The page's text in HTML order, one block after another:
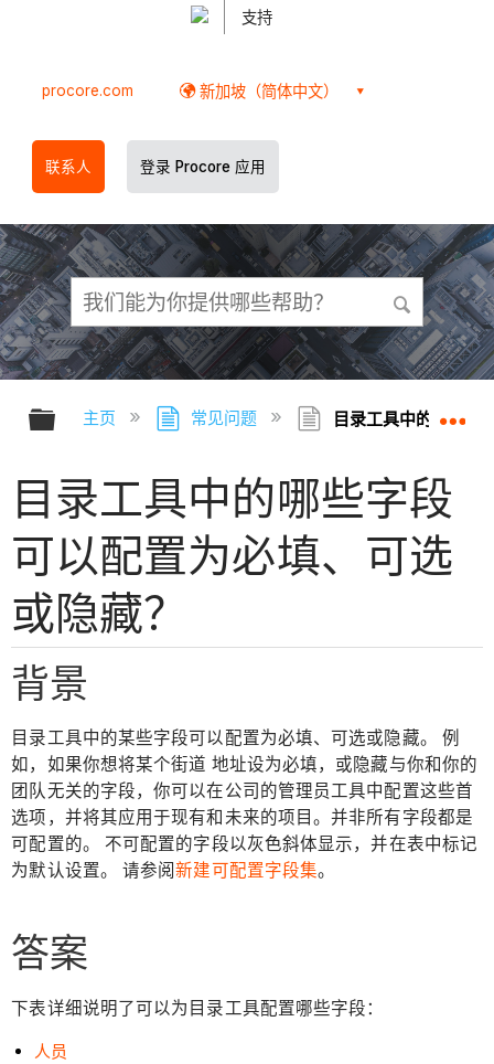
支持
procore.com 新加坡（简体中文）
联系人 登录 Procore 应用
扩展/隐缩全局层次
主页 常见问题 目录工具中的哪些字
目录工具中的哪些字段
可以配置为必填、可选
或隐藏？
背景
目录工具中的某些字段可以配置为必填、可选或隐藏。 例
如，如果你想将某个街道 地址设为必填，或隐藏与你和你的
团队无关的字段，你可以在公司的管理员工具中配置这些首
选项，并将其应用于现有和未来的项目。并非所有字段都是
可配置的。 不可配置的字段以灰色斜体显示，并在表中标记
为默认设置。 请参阅新建可配置字段集。
答案
下表详细说明了可以为目录工具配置哪些字段：
人员